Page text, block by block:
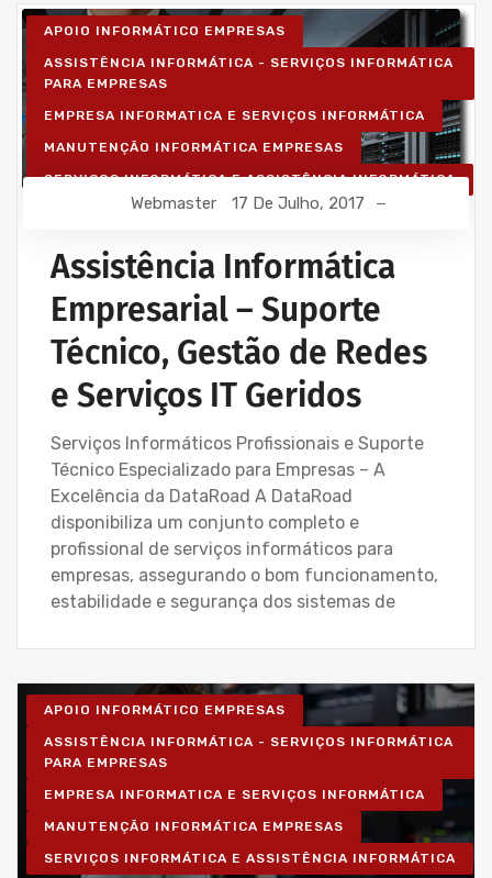
APOIO INFORMÁTICO EMPRESAS
ASSISTÊNCIA INFORMÁTICA - SERVIÇOS INFORMÁTICA
PARA EMPRESAS
EMPRESA INFORMATICA E SERVIÇOS INFORMÁTICA
MANUTENÇÃO INFORMÁTICA EMPRESAS
SERVIÇOS INFORMÁTICA E ASSISTÊNCIA INFORMÁTICA
Webmaster 17 De Julho, 2017
Assistência Informática
Empresarial – Suporte
Técnico, Gestão de Redes
e Serviços IT Geridos
Serviços Informáticos Profissionais e Suporte
Técnico Especializado para Empresas – A
Excelência da DataRoad A DataRoad
disponibiliza um conjunto completo e
profissional de serviços informáticos para
empresas, assegurando o bom funcionamento,
estabilidade e segurança dos sistemas de
APOIO INFORMÁTICO EMPRESAS
ASSISTÊNCIA INFORMÁTICA - SERVIÇOS INFORMÁTICA
PARA EMPRESAS
EMPRESA INFORMATICA E SERVIÇOS INFORMÁTICA
MANUTENÇÃO INFORMÁTICA EMPRESAS
SERVIÇOS INFORMÁTICA E ASSISTÊNCIA INFORMÁTICA